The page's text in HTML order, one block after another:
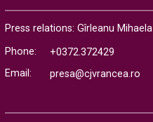
Press relations: Gîrleanu Mihaela
Phone:
+0372.372429
Email:
presa@cjvrancea.ro